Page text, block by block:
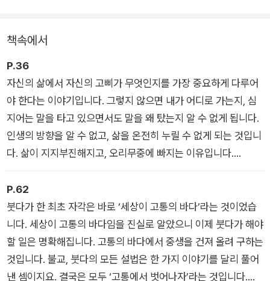
식의 지혜와 그 실천법을 알려준다. 다시 말해 《건너가는 자》는
오늘날의 시선으로 반야심경을 풀어낸 지혜의 정수다. “이 인생
을 어떻게 살아갈 것인가?” 고통의 시대가 던지는 질문에, 인류
의 고전이 답하는 ‘건너감의 지혜’를 탐독해본다.
책속에서
P.36
자신의 삶에서 자신의 고삐가 무엇인지를 가장 중요하게 다루어
야 한다는 이야기입니다. 그렇지 않으면 내가 어디로 가는지, 심
지어는 말을 타고 있으면서도 말을 왜 탔는지 알 수 없게 됩니다.
인생의 방향을 알 수 없고, 삶을 온전히 누릴 수 없게 되는 것입니
다. 삶이 지지부진해지고, 오리무중에 빠지는 이유입니다.
- 당신의 고삐는 무엇입니까
P.62
붓다가 한 최초 자각은 바로 ‘세상이 고통의 바다’라는 것이었습
니다. 세상이 고통의 바다임을 진실로 알았으니 이제 붓다가 해야
할 일은 명확해집니다. 고통의 바다에서 중생을 건져 올려 구하는
것입니다. 불교, 붓다의 모든 설법은 한 가지 이야기를 달리 풀어
낸 셈이지요. 결국은 모두 ‘고통에서 벗어나자’라는 것입니다.